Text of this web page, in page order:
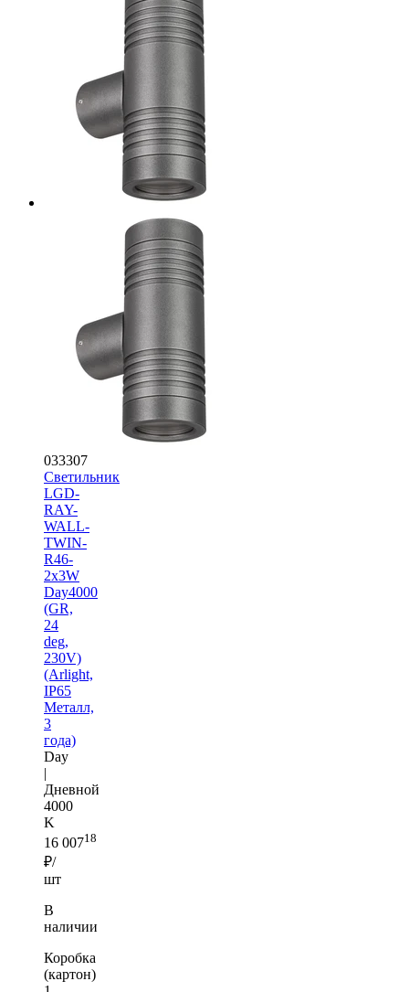
033307
Светильник
LGD-
RAY-
WALL-
TWIN-
R46-
2x3W
Day4000
(GR,
24
deg,
230V)
(Arlight,
IP65
Металл,
3
года)
Day
|
Дневной
4000
K
16 00718
₽/
шт
В
наличии
Коробка
(картон)